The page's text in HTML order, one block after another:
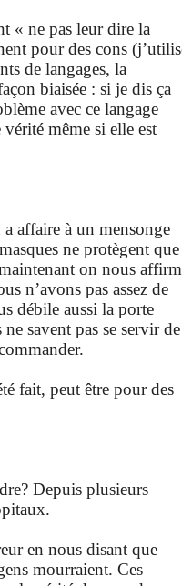
« ne pas leur dire la
pour des cons
de langages, la
biaisée : si je dis ça
avec ce langage
même si elle est
affaire à un mensonge
ne protègent que
on nous
n’avons pas assez de
débile aussi la porte
savent pas se servir de
fait, peut être pour des
Depuis plusieurs
en nous disant que
mourraient. Ces